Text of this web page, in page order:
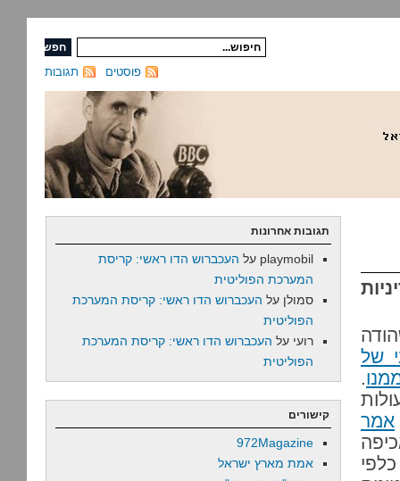
תגובות פוסטים
של
.
אמר
תגובות אחרונות
playmobil על העכברוש הדו ראשי: קריסת
המערכת הפוליטית
סמולן על העכברוש הדו ראשי: קריסת המערכת
הפוליטית
רועי על העכברוש הדו ראשי: קריסת המערכת
הפוליטית
קישורים
972Magazine
אמת מארץ ישראל